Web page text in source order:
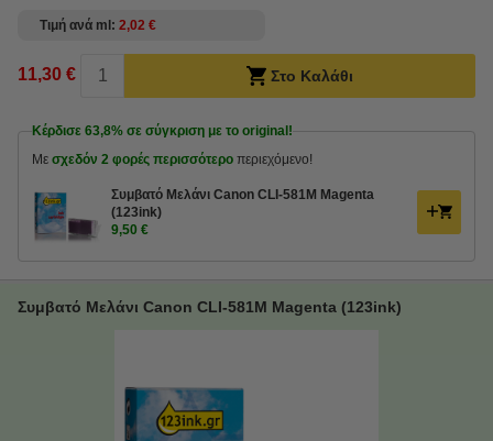
Τιμή ανά ml 2,02 €
11,30 € Στο Καλάθι
Κέρδισε 63,8% σε σύγκριση με το original!
Με σχεδόν 2 φορές περισσότερο περιεχόμενο!
Συμβατό Μελάνι Canon CLI-581M Magenta
(123ink)
9,50 €
Συμβατό Μελάνι Canon CLI-581M Magenta (123ink)